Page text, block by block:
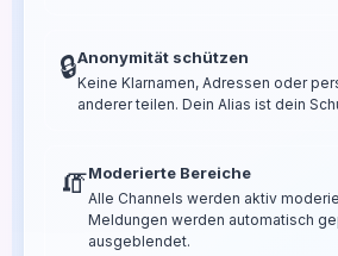
🔒Anonymität schützen
Keine Klarnamen, Adressen oder
anderer teilen. Dein Alias ist dein
🧯Moderierte Bereiche
Alle Channels werden aktiv
Meldungen werden automatisch
ausgeblendet.